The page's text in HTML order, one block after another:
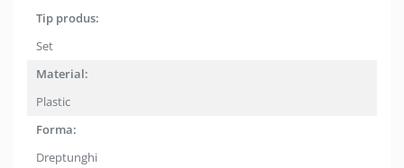
Tip produs:
Set
Material:
Plastic
Forma:
Dreptunghi